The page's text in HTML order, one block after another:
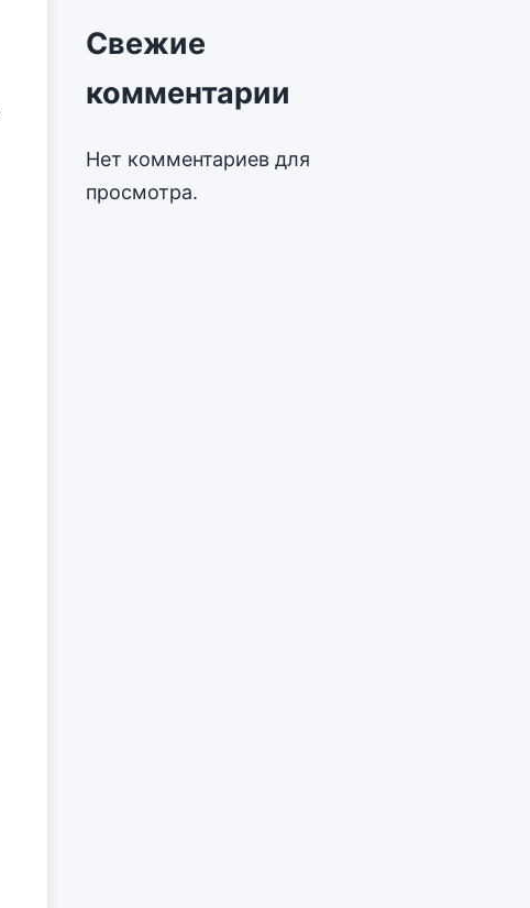
Свежие
комментарии
Нет комментариев для
просмотра.